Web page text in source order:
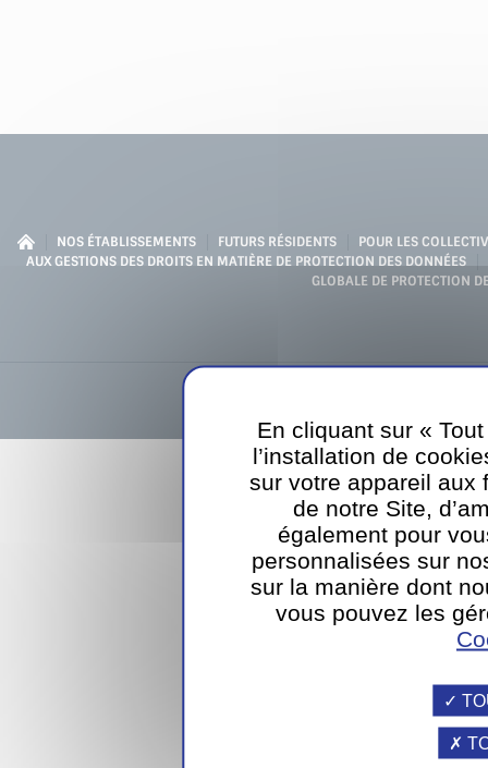
NOS ÉTABLISSEMENTS FUTURS RÉSIDENTS
POUR LES
AUX GESTIONS DES DROITS EN MATIÈRE DE PROTECTION DES DONNÉES
GLOBALE DE PROTECTION
En cliquant sur «
l’installation de
sur votre appareil aux
de notre Site,
également pour
personnalisées sur
sur la manière dont
vous pouvez les